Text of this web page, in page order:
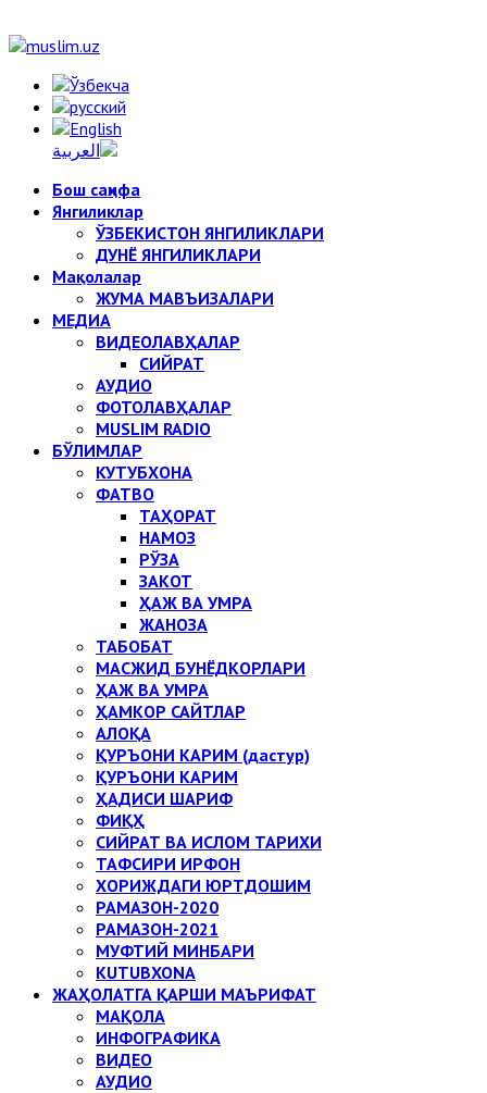
Бош саҳифа
Янгиликлар
ЎЗБЕКИСТОН ЯНГИЛИКЛАРИ
ДУНЁ ЯНГИЛИКЛАРИ
Мақолалар
ЖУМА МАВЪИЗАЛАРИ
МЕДИА
ВИДЕОЛАВҲАЛАР
СИЙРАТ
АУДИО
ФОТОЛАВҲАЛАР
MUSLIM RADIO
БЎЛИМЛАР
КУТУБХОНА
ФАТВО
ТАҲОРАТ
НАМОЗ
РЎЗА
ЗАКОТ
ҲАЖ ВА УМРА
ЖАНОЗА
ТАБОБАТ
МАСЖИД БУНЁДКОРЛАРИ
ҲАЖ ВА УМРА
ҲАМКОР САЙТЛАР
АЛОҚА
ҚУРЪОНИ КАРИМ (дастур)
ҚУРЪОНИ КАРИМ
ҲАДИСИ ШАРИФ
ФИҚҲ
СИЙРАТ ВА ИСЛОМ ТАРИХИ
ТАФСИРИ ИРФОН
ХОРИЖДАГИ ЮРТДОШИМ
РАМАЗОН-2020
РАМАЗОН-2021
МУФТИЙ МИНБАРИ
KUTUBXONA
ЖАҲОЛАТГА ҚАРШИ МАЪРИФАТ
МАҚОЛА
ИНФОГРАФИКА
ВИДЕО
АУДИО